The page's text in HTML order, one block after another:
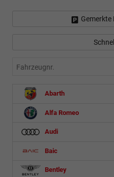
Gemerkte
Fahrzeugnr.
Abarth
Alfa Romeo
Audi
Baic
Bentley